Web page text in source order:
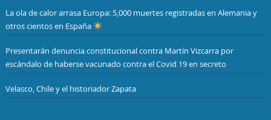
La ola de calor arrasa Europa: 5,000 muertes registradas en Alemania y
otros cientos en España
Presentarán denuncia constitucional contra Martín Vizcarra por
escándalo de haberse vacunado contra el Covid 19 en secreto
Velasco, Chile y el historiador Zapata